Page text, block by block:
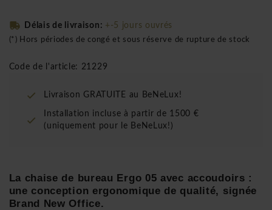
Délais de livraison: +-5 jours ouvrés
(*) Hors périodes de congé et sous réserve de rupture de stock
Code de l'article: 21229
Livraison GRATUITE au BeNeLux!
Installation incluse à partir de 1500 €
(uniquement pour le BeNeLux!)
La chaise de bureau Ergo 05 avec accoudoirs :
une conception ergonomique de qualité, signée
Brand New Office.